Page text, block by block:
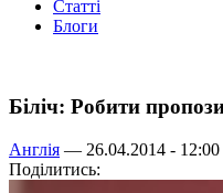
Статті
Блоги
Біліч: Робити
Англія — 26.04.2014 -
Поділитись: